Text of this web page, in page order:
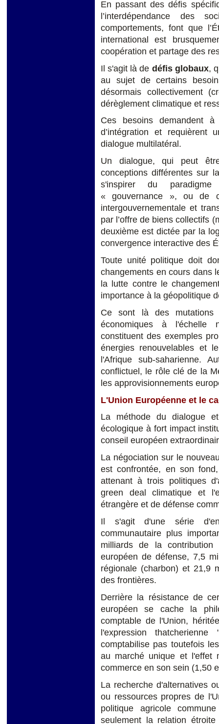
En passant des défis
l’interdépendance des
comportements, font que
international est
coopération et partage des
Il s'agit là de défis globaux,
au sujet de certains
désormais collectivement
dérèglement climatique et
Ces besoins demandent
d’intégration et requièrent
dialogue multilatéral.
Un dialogue, qui peut
conceptions différentes sur
s'inspirer du
« gouvernance », ou de
intergouvernementale et
par l’offre de biens collectifs
deuxième est dictée par la
convergence interactive des
Toute unité politique doit
changements en cours dans
la lutte contre le
importance à la géopolitique
Ce sont là des mutations
économiques à l'échelle
constituent des exemples
énergies renouvelables et
l'Afrique sub-saharienne.
conflictuel, le rôle clé de la
les approvisionnements
L'Union Européenne et le
La méthode du dialogue
écologique à fort impact
conseil européen
La négociation sur le
est confrontée, en son
attenant à trois politiques
green deal climatique et
étrangère et de défense
Il s'agit d'une série
communautaire plus
milliards de la
européen de défense, 7,5
régionale (charbon) et 21,9
des frontières.
Derrière la résistance de
européen se cache la
comptable de l'Union,
l'expression
comptabilise pas toutefois
au marché unique et l'effet
commerce en son sein (1,50
La recherche d'alternatives
ou ressources propres de
politique agricole
seulement la relation